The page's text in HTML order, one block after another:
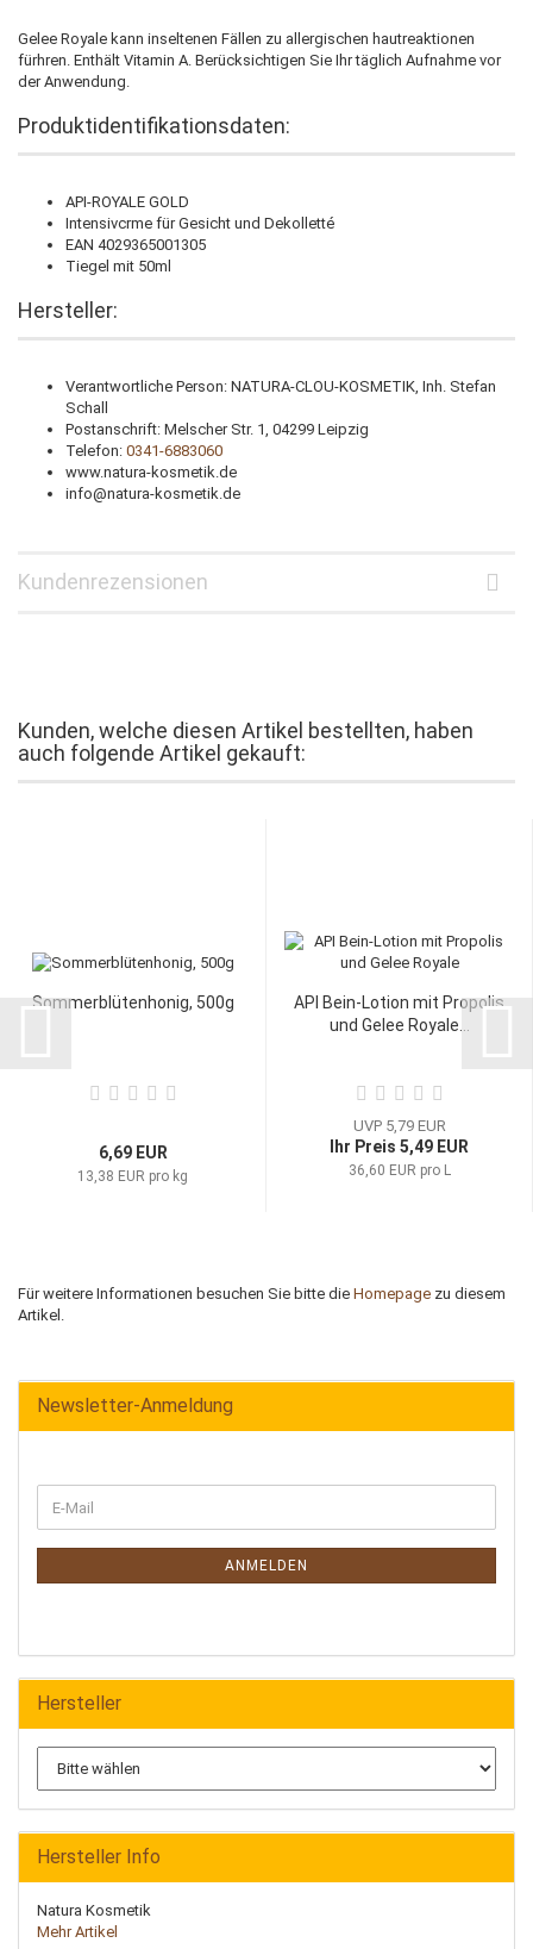
Gelee Royale kann inseltenen Fällen zu allergischen hautreaktionen
fürhren. Enthält Vitamin A. Berücksichtigen Sie Ihr täglich Aufnahme vor
der Anwendung.
Produktidentifikationsdaten:
API-ROYALE GOLD
Intensivcrme für Gesicht und Dekolletté
EAN 4029365001305
Tiegel mit 50ml
Hersteller:
Verantwortliche Person: NATURA-CLOU-KOSMETIK, Inh. Stefan
Schall
Postanschrift: Melscher Str. 1, 04299 Leipzig
Telefon: 0341-6883060
www.natura-kosmetik.de
info@natura-kosmetik.de
Kundenrezensionen
Kunden, welche diesen Artikel bestellten, haben
auch folgende Artikel gekauft:
Sommerblütenhonig, 500g
6,69 EUR
13,38 EUR pro kg
API Bein-Lotion mit Propolis
und Gelee Royale...
UVP 5,79 EUR
Ihr Preis 5,49 EUR
36,60 EUR pro L
Für weitere Informationen besuchen Sie bitte die Homepage zu diesem
Artikel.
Newsletter-Anmeldung
ANMELDEN
Hersteller
Hersteller Info
Natura Kosmetik
Mehr Artikel